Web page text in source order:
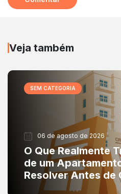
Veja também
SEM CATEGORIA
06 de agosto de 2026
O Que Realmente
de um
Resolver Antes de